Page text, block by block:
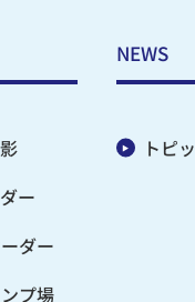
ー
ダー
プ場
NEWS
トピ